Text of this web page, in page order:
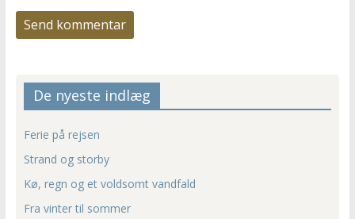
De nyeste indlæg
Ferie på rejsen
Strand og storby
Kø, regn og et voldsomt vandfald
Fra vinter til sommer